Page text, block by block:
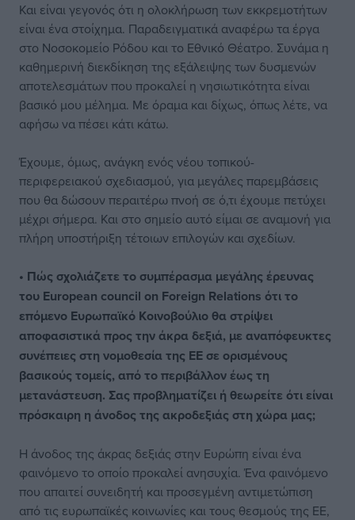
Και είναι γεγονός ότι η ολοκλήρωση των εκκρεμοτήτων
είναι ένα στοίχημα. Παραδειγματικά αναφέρω τα έργα
στο Νοσοκομείο Ρόδου και το Εθνικό Θέατρο. Συνάμα η
καθημερινή διεκδίκηση της εξάλειψης των δυσμενών
αποτελεσμάτων που προκαλεί η νησιωτικότητα είναι
βασικό μου μέλημα. Με όραμα και δίχως, όπως λέτε, να
αφήσω να πέσει κάτι κάτω.
Έχουμε, όμως, ανάγκη ενός νέου τοπικού-
περιφερειακού σχεδιασμού, για μεγάλες παρεμβάσεις
που θα δώσουν περαιτέρω πνοή σε ό,τι έχουμε πετύχει
μέχρι σήμερα. Και στο σημείο αυτό είμαι σε αναμονή για
πλήρη υποστήριξη τέτοιων επιλογών και σχεδίων.
• Πώς σχολιάζετε το συμπέρασμα μεγάλης έρευνας
του European council on Foreign Relations ότι το
επόμενο Ευρωπαϊκό Κοινοβούλιο θα στρίψει
αποφασιστικά προς την άκρα δεξιά, με αναπόφευκτες
συνέπειες στη νομοθεσία της ΕΕ σε ορισμένους
βασικούς τομείς, από το περιβάλλον έως τη
μετανάστευση. Σας προβληματίζει ή θεωρείτε ότι είναι
πρόσκαιρη η άνοδος της ακροδεξιάς στη χώρα μας;
Η άνοδος της άκρας δεξιάς στην Ευρώπη είναι ένα
φαινόμενο το οποίο προκαλεί ανησυχία. Ένα φαινόμενο
που απαιτεί συνειδητή και προσεγμένη αντιμετώπιση
από τις ευρωπαϊκές κοινωνίες και τους θεσμούς της ΕΕ,